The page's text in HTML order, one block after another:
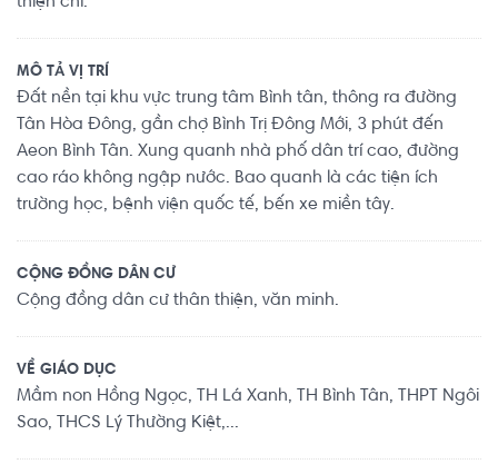
MÔ TẢ VỊ TRÍ
Đất nền tại khu vực trung tâm Bình tân, thông ra đường
Tân Hòa Đông, gần chợ Bình Trị Đông Mới, 3 phút đến
Aeon Bình Tân. Xung quanh nhà phố dân trí cao, đường
cao ráo không ngập nước. Bao quanh là các tiện ích
trường học, bệnh viện quốc tế, bến xe miền tây.
CỘNG ĐỒNG DÂN CƯ
Cộng đồng dân cư thân thiện, văn minh.
VỀ GIÁO DỤC
Mầm non Hồng Ngọc, TH Lá Xanh, TH Bình Tân, THPT Ngôi
Sao, THCS Lý Thường Kiệt,...